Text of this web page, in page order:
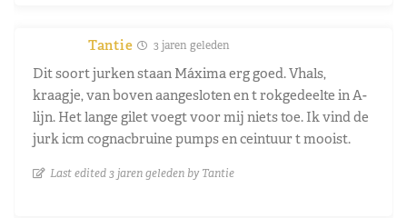
Tantie 3 jaren geleden
Dit soort jurken staan Máxima erg goed. Vhals,
kraagje, van boven aangesloten en t rokgedeelte in A-
lijn. Het lange gilet voegt voor mij niets toe. Ik vind de
jurk icm cognacbruine pumps en ceintuur t mooist.
Last edited 3 jaren geleden by Tantie